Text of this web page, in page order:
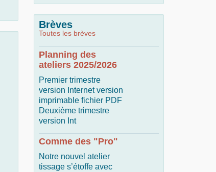
Brèves
Toutes les brèves
Planning des
ateliers 2025/2026
Premier trimestre
version Internet version
imprimable fichier PDF
Deuxième trimestre
version Int
Comme des "Pro"
Notre nouvel atelier
tissage s’étoffe avec